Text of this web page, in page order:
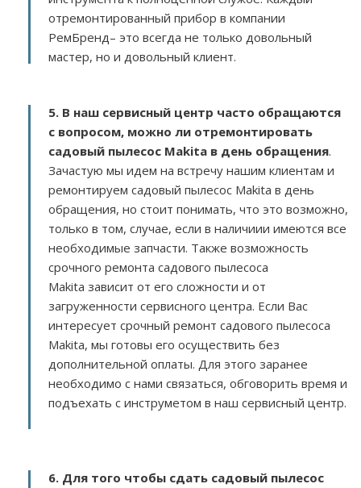
отремонтированный прибор в компании
РемБренд– это всегда не только довольный
мастер, но и довольный клиент.
5. В наш сервисный центр часто обращаются
с вопросом, можно ли отремонтировать
садовый пылесос Makita в день обращения.
Зачастую мы идем на встречу нашим клиентам и
ремонтируем садовый пылесос Makita в день
обращения, но стоит понимать, что это возможно,
только в том, случае, если в наличиии имеются все
необходимые запчасти. Также возможность
срочного ремонта садового пылесоса
Makita зависит от его сложности и от
загруженности сервисного центра. Если Вас
интересует срочный ремонт садового пылесоса
Makita, мы готовы его осуществить без
дополнительной оплаты. Для этого заранее
необходимо с нами связаться, обговорить время и
подъехать с инструметом в наш сервисный центр.
6. Для того чтобы сдать садовый пылесос